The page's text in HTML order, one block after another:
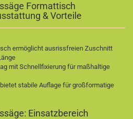
Formattisch
& Vorteile
ermöglicht ausrissfreien Zuschnitt
mit Schnellfixierung für maßhaltige
stabile Auflage für großformatige
Einsatzbereich